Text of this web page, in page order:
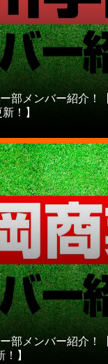
部メンバー紹介！
！】
部メンバー紹介！
】